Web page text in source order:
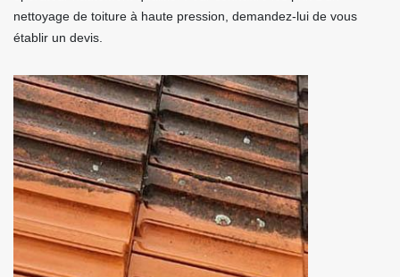
nettoyage de toiture à haute pression, demandez-lui de vous
établir un devis.